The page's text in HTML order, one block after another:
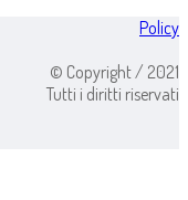
Policy
© Copyright / 2021
Tutti i diritti riservati